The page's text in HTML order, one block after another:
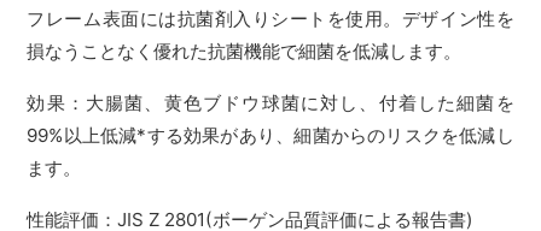
フレーム表面には抗菌剤入りシートを使用。デザイン性を
損なうことなく優れた抗菌機能で細菌を低減します。
効果：大腸菌、黄色ブドウ球菌に対し、付着した細菌を
99%以上低減*する効果があり、細菌からのリスクを低減し
ます。
性能評価：JIS Z 2801(ボーゲン品質評価による報告書)